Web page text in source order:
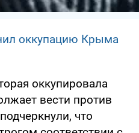
оккупацию Крыма
оккупировала
вести против
что